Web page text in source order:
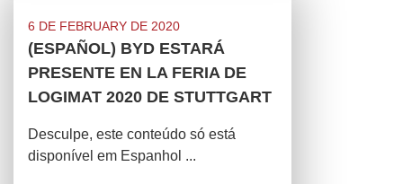
6 DE FEBRUARY DE 2020
(ESPAÑOL) BYD ESTARÁ
PRESENTE EN LA FERIA DE
LOGIMAT 2020 DE STUTTGART
Desculpe, este conteúdo só está
disponível em Espanhol ...